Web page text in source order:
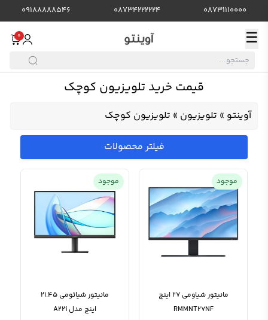
08731110000
08734222224
09188888546
☰
0
قیمت خرید تلویزیون کوچک
آوینتو » تلویزیون » تلویزیون کوچک
فیلتر محصولات
موجود
مانیتور شیاومی 27 اینچ
RMMNT27NF
موجود
مانیتور شیائومی 21.45
اینچ مدل A22i